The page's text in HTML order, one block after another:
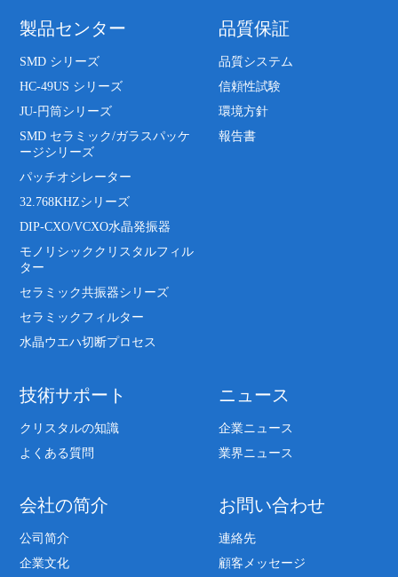
製品センター
SMD シリーズ
HC-49US シリーズ
JU-円筒シリーズ
SMD セラミック/ガラスパッケ
ージシリーズ
パッチオシレーター
32.768KHZシリーズ
DIP-CXO/VCXO水晶発振器
モノリシッククリスタルフィル
ター
セラミック共振器シリーズ
セラミックフィルター
水晶ウエハ切断プロセス
品質保証
品質システム
信頼性試験
環境方針
報告書
技術サポート
クリスタルの知識
よくある質問
ニュース
企業ニュース
業界ニュース
会社の简介
公司简介
企業文化
お問い合わせ
連絡先
顧客メッセージ